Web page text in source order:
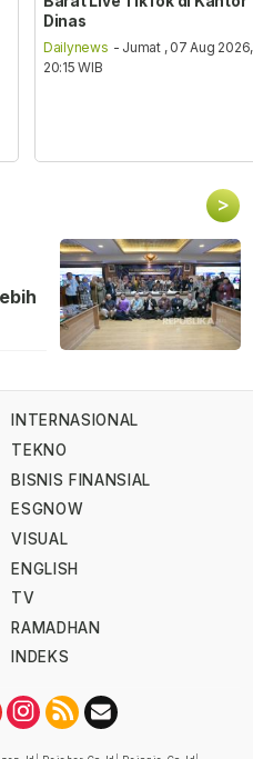
Dinas
Dailynews - Jumat , 07 Aug 2026,
20:15 WIB
>
INTERNASIONAL
TEKNO
BISNIS FINANSIAL
ESGNOW
VISUAL
ENGLISH
TV
RAMADHAN
INDEKS